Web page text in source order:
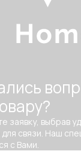
заявку, выбрав
связи. Наш
с Вами.